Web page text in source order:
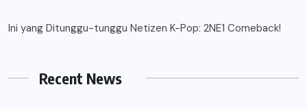
Ini yang Ditunggu-tunggu Netizen K-Pop: 2NE1 Comeback!
Recent News